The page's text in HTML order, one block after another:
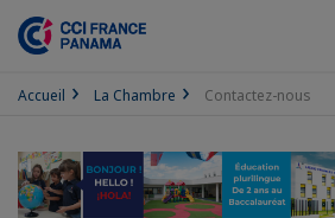
Accueil La Chambre Contactez-nous